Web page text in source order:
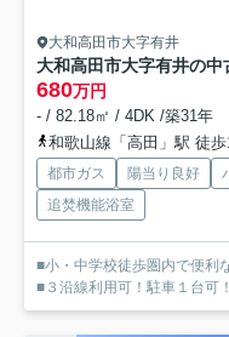
大和高田市大字有井
大和高田市大字有井の中
680万円
- / 82.18㎡ / 4DK /築31年
和歌山線「高田」駅 徒
都市ガス 陽当り良好
追焚機能浴室
■小・中学校徒歩圏内で便利
■３沿線利用可！駐車１台可！